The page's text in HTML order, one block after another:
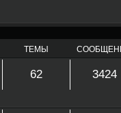
ТЕМЫ
62 3424